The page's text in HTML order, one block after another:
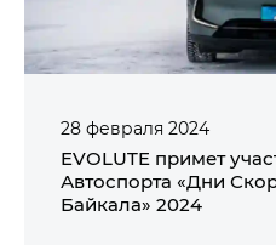
28 февраля 2024
EVOLUTE примет
Автоспорта «Дни
Байкала» 2024